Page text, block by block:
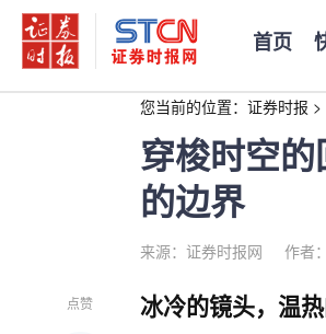
首页
您当前的位置： 证券时报 >
穿梭时空
的边界
来源：证券时报网 作者
点赞 冰冷的镜头，温